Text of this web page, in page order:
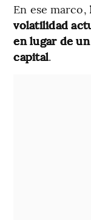
En ese marco,
volatilidad
en lugar de
capital.